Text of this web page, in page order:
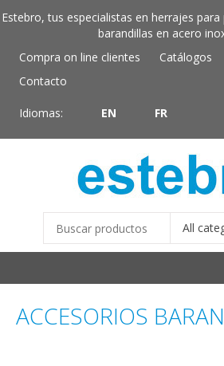
Estebro, tus especialistas en herrajes
barandillas en acero
Compra on line clientes
Catálogos
Contacto
Idiomas: EN FR
All
ACCESORIOS